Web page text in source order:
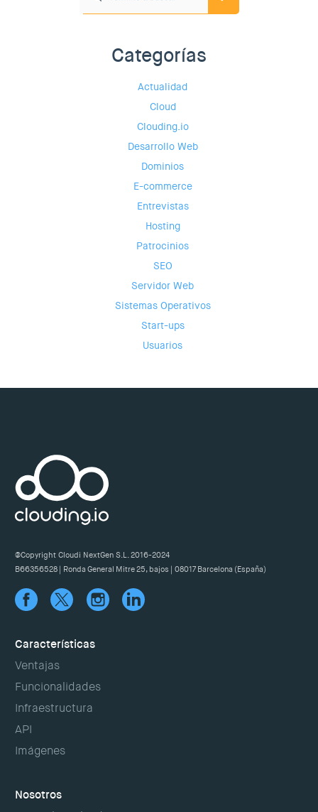
Categorías
Actualidad
Cloud
Clouding.io
Desarrollo Web
Dominios
E-commerce
Entrevistas
Hosting
Patrocinios
SEO
Servidor Web
Sistemas Operativos
Start-ups
Usuarios
@Copyright Cloudi NextGen S.L. 2016-2024
B66356528 | Ronda General Mitre 25, bajos | 08017 Barcelona (España)
Características
Ventajas
Funcionalidades
Infraestructura
API
Imágenes
Nosotros